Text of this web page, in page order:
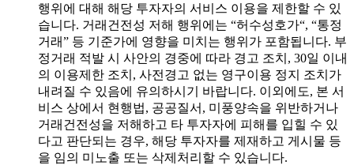
행위에 대해 해당 투자자의 서비스 이용을 제한할 수 있
습니다. 거래건전성 저해 행위에는 “허수성호가“, “통정
거래” 등 기준가에 영향을 미치는 행위가 포함됩니다. 부
정거래 적발 시 사안의 경중에 따라 경고 조치, 30일 이내
의 이용제한 조치, 사전경고 없는 영구이용 정지 조치가
내려질 수 있음에 유의하시기 바랍니다. 이외에도, 본 서
비스 상에서 현행법, 공공질서, 미풍양속을 위반하거나
거래건전성을 저해하고 타 투자자에 피해를 입힐 수 있
다고 판단되는 경우, 해당 투자자를 제재하고 게시물 등
을 임의 미노출 또는 삭제처리할 수 있습니다.